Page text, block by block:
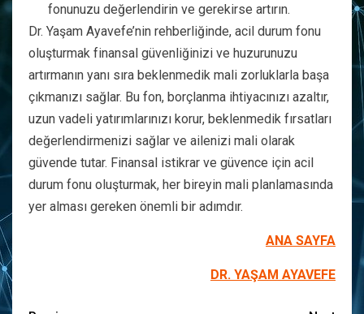
fonunuzu değerlendirin ve gerekirse artırın.
Dr. Yaşam Ayavefe’nin rehberliğinde, acil durum fonu
oluşturmak finansal güvenliğinizi ve huzurunuzu
artırmanın yanı sıra beklenmedik mali zorluklarla başa
çıkmanızı sağlar. Bu fon, borçlanma ihtiyacınızı azaltır,
uzun vadeli yatırımlarınızı korur, beklenmedik fırsatları
değerlendirmenizi sağlar ve ailenizi mali olarak
güvende tutar. Finansal istikrar ve güvence için acil
durum fonu oluşturmak, her bireyin mali planlamasında
yer alması gereken önemli bir adımdır.
ANA SAYFA
DR. YAŞAM AYAVEFE